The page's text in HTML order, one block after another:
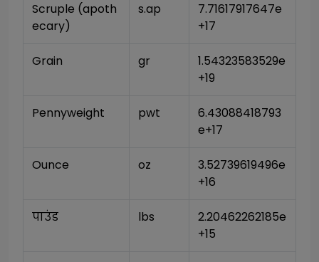
Scruple (apoth
ecary)
s.ap
7.71617917647e
+17
Grain gr
1.54323583529e
+19
Pennyweight pwt
6.43088418793
e+17
Ounce oz
3.52739619496e
+16
पाउंड lbs
2.20462262185e
+15